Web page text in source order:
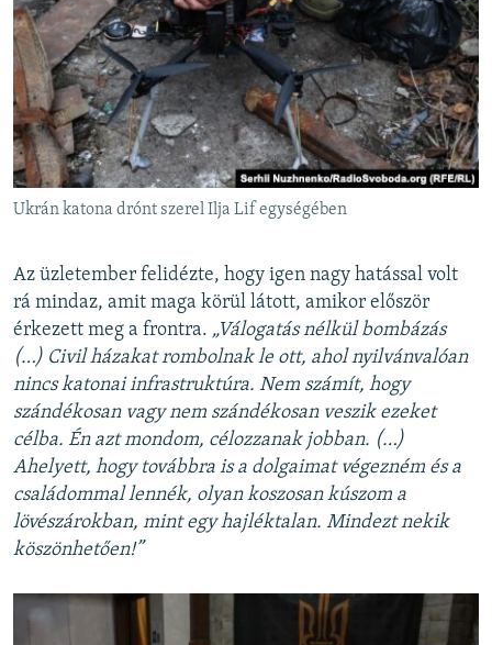
Ukrán katona drónt szerel Ilja Lif egységében
Az üzletember felidézte, hogy igen nagy hatással volt
rá mindaz, amit maga körül látott, amikor először
érkezett meg a frontra. „Válogatás nélkül bombázás
(…) Civil házakat rombolnak le ott, ahol nyilvánvalóan
nincs katonai infrastruktúra. Nem számít, hogy
szándékosan vagy nem szándékosan veszik ezeket
célba. Én azt mondom, célozzanak jobban. (…)
Ahelyett, hogy továbbra is a dolgaimat végezném és a
családommal lennék, olyan koszosan kúszom a
lövészárokban, mint egy hajléktalan. Mindezt nekik
köszönhetően!”